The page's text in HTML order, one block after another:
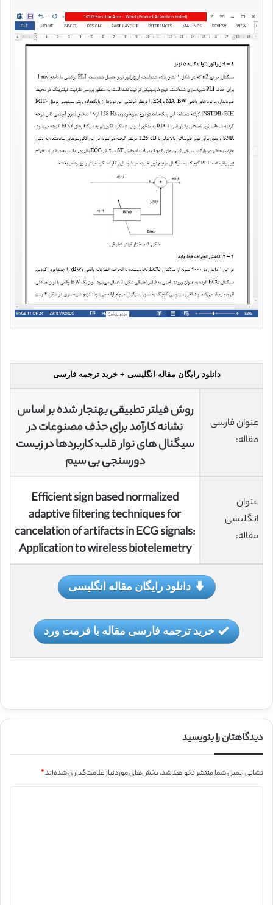
دانلود رایگان مقاله انگلیسی + خرید ترجمه فارسی
عنوان فارسی
مقاله:
روش فیلتر تطبیقی بهنجار شده بر اساس
نشانه کارآمد برای حذف مصنوعات در
سیگنال های نوار قلب: کاربردها در زیست
دورسنجی بی سیم
عنوان
انگلیسی
مقاله:
Efficient sign based normalized
adaptive filtering techniques for
cancelation of artifacts in ECG signals:
Application to wireless biotelemetry
دانلود رایگان مقاله انگلیسی
خرید ترجمه فارسی مقاله با فرمت ورد
دیدگاهتان را بنویسید
نشانی ایمیل شما منتشر نخواهد شد.بخش‌های موردنیاز علامت‌گذاری شده‌اند*